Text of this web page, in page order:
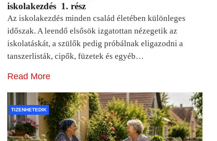
iskolakezdés 1. rész
Az iskolakezdés minden család életében különleges
időszak. A leendő elsősök izgatottan nézegetik az
iskolatáskát, a szülők pedig próbálnak eligazodni a
tanszerlisták, cipők, füzetek és egyéb…
Read More
TIZENHETEDIK